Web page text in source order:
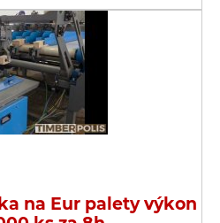
na Eur palety výkon